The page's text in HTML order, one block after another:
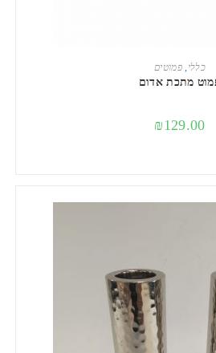
הוספה לסל
כללי, פמוטים
מתכת אדום
₪129.00